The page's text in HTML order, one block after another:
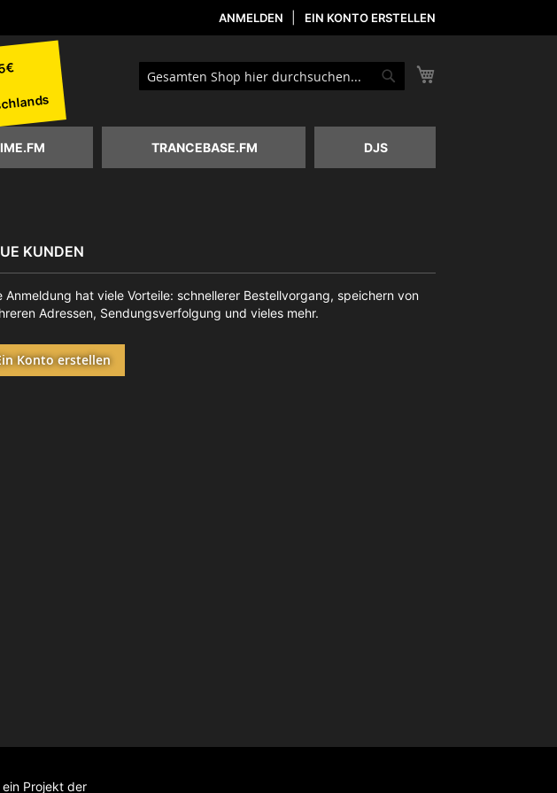
ANMELDEN EIN KONTO ERSTELLEN
Suche
TRANCEBASE.FM DJS
KUNDEN
Anmeldung hat viele Vorteile: schnellerer Bestellvorgang, speichern von
Adressen, Sendungsverfolgung und vieles mehr.
Konto erstellen
ein Projekt der